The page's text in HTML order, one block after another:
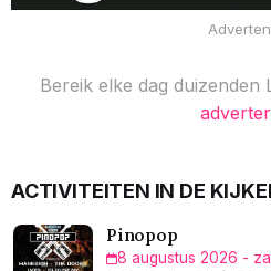
Bereik elke dag duizenden
ACTIVITEITEN IN DE
Pinopop
8 augustus 2026 -